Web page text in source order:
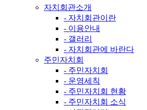
자치회관소개
- 자치회관이란
- 이용안내
- 갤러리
- 자치회관에 바란다
주민자치회
- 주민자치회
- 운영세칙
- 주민자치회 현황
- 주민자치회 소식